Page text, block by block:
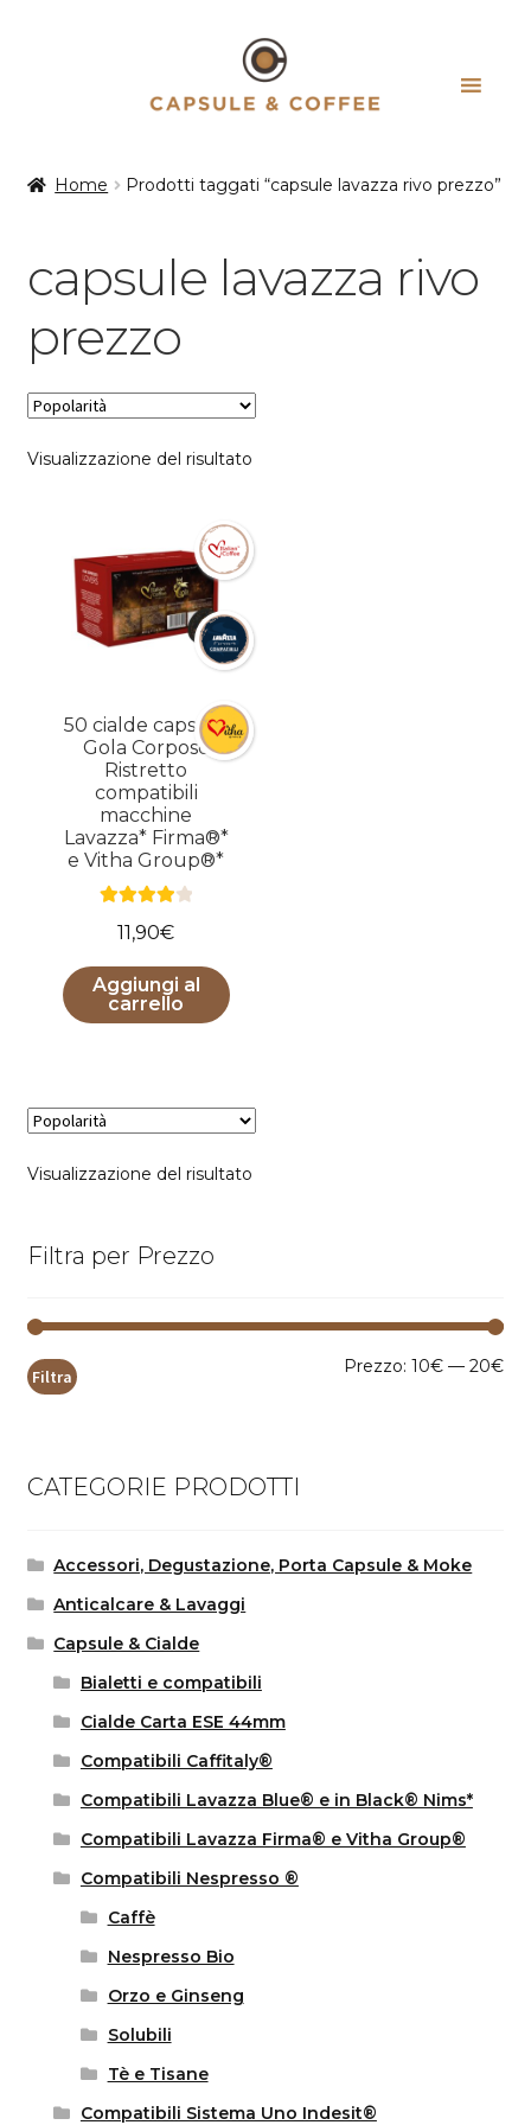
Home Prodotti taggati “capsule lavazza rivo prezzo”
capsule lavazza rivo
prezzo
Visualizzazione del risultato
50 cialde capsule
Gola Corposo
Ristretto
compatibili
macchine
Lavazza* Firma®*
e Vitha Group®*
4.00
11,90€
Aggiungi al
carrello
Visualizzazione del risultato
Filtra per Prezzo
Filtra Prezzo:10€ —20€
CATEGORIE PRODOTTI
Accessori, Degustazione, Porta Capsule & Moke
Anticalcare & Lavaggi
Capsule & Cialde
Bialetti e compatibili
Cialde Carta ESE 44mm
Compatibili Caffitaly®
Compatibili Lavazza Blue® e in Black® Nims*
Compatibili Lavazza Firma® e Vitha Group®
Compatibili Nespresso ®
Caffè
Nespresso Bio
Orzo e Ginseng
Solubili
Tè e Tisane
Compatibili Sistema Uno Indesit®